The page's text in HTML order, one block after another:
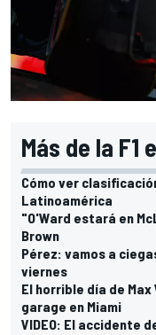
Más de la F1
Cómo ver
Latinoamérica
"O'Ward estará en
Brown
Pérez: vamos a
viernes
El horrible día de
garage en Miami
VIDEO: El accidente